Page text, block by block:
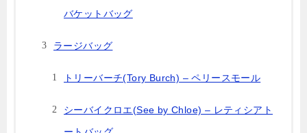
バケットバッグ
ラージバッグ
トリーバーチ(Tory Burch) – ペリースモール
シーバイクロエ(See by Chloe) – レティシアト